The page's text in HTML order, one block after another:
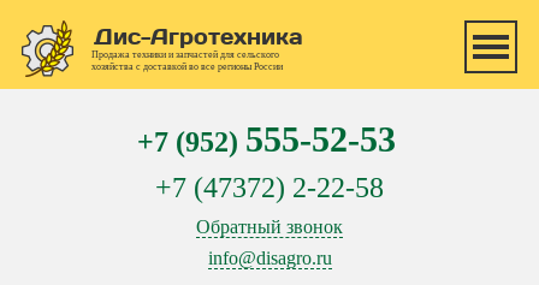
Дис-Агротехника
Продажа техники и запчастей для сельского
хозяйства с доставкой во все регионы России
+7 (952) 555-52-53
+7 (47372) 2-22-58
Обратный звонок
info@disagro.ru